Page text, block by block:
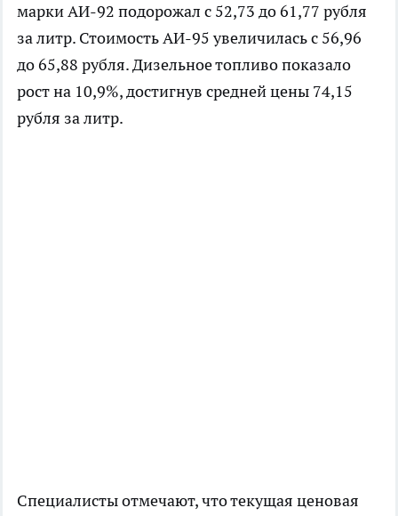
марки АИ-92 подорожал с 52,73 до 61,77 рубля
за литр. Стоимость АИ-95 увеличилась с 56,96
до 65,88 рубля. Дизельное топливо показало
рост на 10,9%, достигнув средней цены 74,15
рубля за литр.
Специалисты отмечают, что текущая ценовая